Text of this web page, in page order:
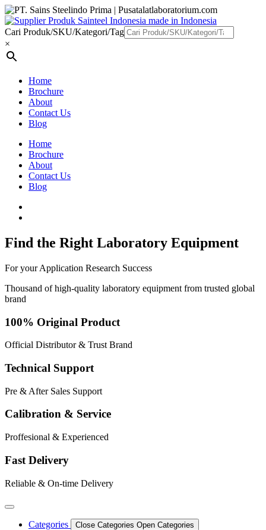
Cari Produk/SKU/Kategori/Tag
×
Home
Brochure
About
Contact Us
Blog
Home
Brochure
About
Contact Us
Blog
Find the Right Laboratory Equipment
For yourApplication Research Success
Thousand of high-quality laboratory equipment from trusted global
brand
100% Original Product
Official Distributor & Trust Brand
Technical Support
Pre & After Sales Support
Calibration & Service
Proffesional & Experienced
Fast Delivery
Reliable & On-time Delivery
Categories Close Categories Open Categories